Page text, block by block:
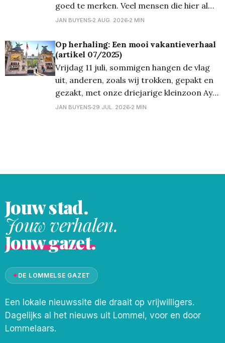
goed te merken. Veel mensen die hier al
decennia wonen, willen dat ook graag
de buren die ze al jaren kennen. Toch
verandert er met
JAN BUYENS 2 AUG. 2026 2 MIN
Op herhaling: Een mooi vakantieverhaal
(artikel 07/2025)
Vrijdag 11 juli, sommigen hangen de vlag
uit, anderen, zoals wij trokken, gepakt en
gezakt, met onze driejarige kleinzoon Aye
naar de Antwerpse Zoo. Loopfietsje bij de
JAN BUYENS 29 JUL. 2026 2 MIN
Jouw stad.
Jouw verhalen.
Jouw gazet.
✦DE LOMMELSE GAZET
Een lokale nieuwssite die draait op vrijwilligers.
Dagelijks al het nieuws uit Lommel, voor en door
Lommelaars.